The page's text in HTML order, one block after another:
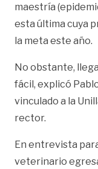
maestría
esta última cuya
la meta este año.
No obstante,
fácil, explicó
vinculado a la
rector.
En entrevista
veterinario